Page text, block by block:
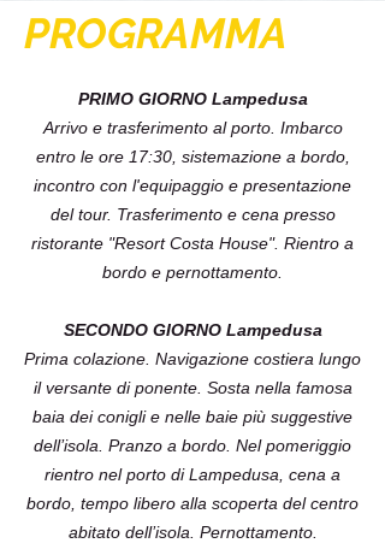
PROGRAMMA
PRIMO GIORNO Lampedusa
Arrivo e trasferimento al porto. Imbarco
entro le ore 17:30, sistemazione a bordo,
incontro con l'equipaggio e presentazione
del tour. Trasferimento e cena presso
ristorante "Resort Costa House". Rientro a
bordo e pernottamento.
SECONDO GIORNO Lampedusa
Prima colazione. Navigazione costiera lungo
il versante di ponente. Sosta nella famosa
baia dei conigli e nelle baie più suggestive
dell’isola. Pranzo a bordo. Nel pomeriggio
rientro nel porto di Lampedusa, cena a
bordo, tempo libero alla scoperta del centro
abitato dell’isola. Pernottamento.